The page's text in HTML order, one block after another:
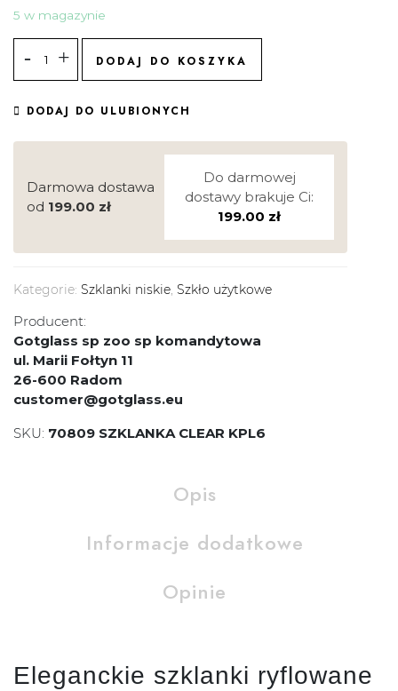
5 w magazynie
DODAJ DO KOSZYKA
DODAJ DO ULUBIONYCH
Darmowa dostawa
od 199.00 zł
Do darmowej
dostawy brakuje Ci:
199.00 zł
Kategorie: Szklanki niskie, Szkło użytkowe
Producent:
Gotglass sp zoo sp komandytowa
ul. Marii Fołtyn 11
26-600 Radom
customer@gotglass.eu
SKU: 70809 SZKLANKA CLEAR KPL6
Opis
Informacje dodatkowe
Opinie
Eleganckie szklanki ryflowane